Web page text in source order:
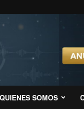
QUIENES SOMOS